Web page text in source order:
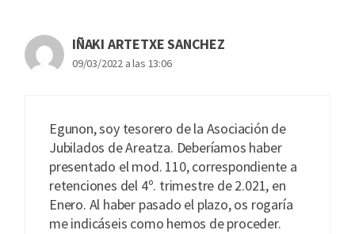
IÑAKI ARTETXE SANCHEZ
09/03/2022 a las 13:06
Egunon, soy tesorero de la Asociación de
Jubilados de Areatza. Deberíamos haber
presentado el mod. 110, correspondiente a
retenciones del 4º. trimestre de 2.021, en
Enero. Al haber pasado el plazo, os rogaría
me indicáseis como hemos de proceder.